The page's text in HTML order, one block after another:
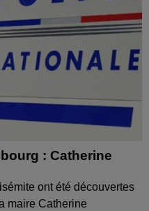
: Catherine
ont été découvertes
maire Catherine